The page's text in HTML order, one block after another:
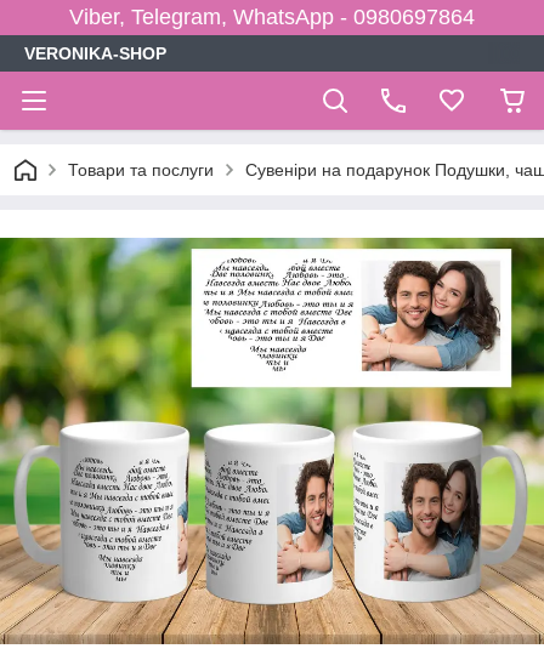
Viber, Telegram, WhatsApp - 0980697864
VERONIKA-SHOP
Товари та послуги Сувеніри на подарунок Подушки,